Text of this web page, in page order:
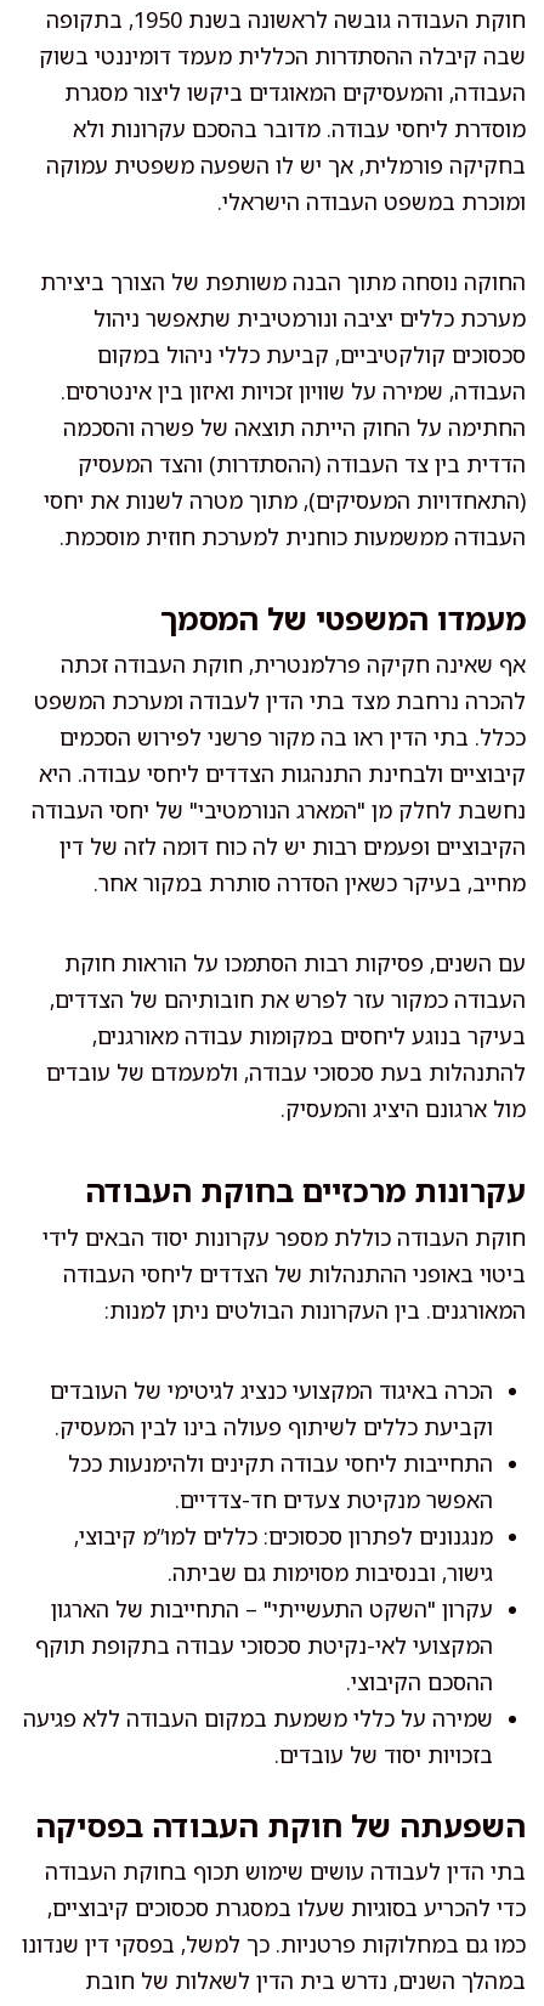
חוקת העבודה גובשה לראשונה בשנת 1950, בתקופה
שבה קיבלה ההסתדרות הכללית מעמד דומיננטי בשוק
העבודה, והמעסיקים המאוגדים ביקשו ליצור מסגרת
מוסדרת ליחסי עבודה. מדובר בהסכם עקרונות ולא
בחקיקה פורמלית, אך יש לו השפעה משפטית עמוקה
ומוכרת במשפט העבודה הישראלי.
החוקה נוסחה מתוך הבנה משותפת של הצורך ביצירת
מערכת כללים יציבה ונורמטיבית שתאפשר ניהול
סכסוכים קולקטיביים, קביעת כללי ניהול במקום
העבודה, שמירה על שוויון זכויות ואיזון בין אינטרסים.
החתימה על החוק הייתה תוצאה של פשרה והסכמה
הדדית בין צד העבודה (ההסתדרות) והצד המעסיק
(התאחדויות המעסיקים), מתוך מטרה לשנות את יחסי
העבודה ממשמעות כוחנית למערכת חוזית מוסכמת.
מעמדו המשפטי של המסמך
אף שאינה חקיקה פרלמנטרית, חוקת העבודה זכתה
להכרה נרחבת מצד בתי הדין לעבודה ומערכת המשפט
ככלל. בתי הדין ראו בה מקור פרשני לפירוש הסכמים
קיבוציים ולבחינת התנהגות הצדדים ליחסי עבודה. היא
נחשבת לחלק מן "המארג הנורמטיבי" של יחסי העבודה
הקיבוציים ופעמים רבות יש לה כוח דומה לזה של דין
מחייב, בעיקר כשאין הסדרה סותרת במקור אחר.
עם השנים, פסיקות רבות הסתמכו על הוראות חוקת
העבודה כמקור עזר לפרש את חובותיהם של הצדדים,
בעיקר בנוגע ליחסים במקומות עבודה מאורגנים,
להתנהלות בעת סכסוכי עבודה, ולמעמדם של עובדים
מול ארגונם היציג והמעסיק.
עקרונות מרכזיים בחוקת העבודה
חוקת העבודה כוללת מספר עקרונות יסוד הבאים לידי
ביטוי באופני ההתנהלות של הצדדים ליחסי העבודה
המאורגנים. בין העקרונות הבולטים ניתן למנות:
הכרה באיגוד המקצועי כנציג לגיטימי של העובדים
וקביעת כללים לשיתוף פעולה בינו לבין המעסיק.
התחייבות ליחסי עבודה תקינים ולהימנעות ככל
האפשר מנקיטת צעדים חד-צדדיים.
מנגנונים לפתרון סכסוכים: כללים למו”מ קיבוצי,
גישור, ובנסיבות מסוימות גם שביתה.
עקרון "השקט התעשייתי" – התחייבות של הארגון
המקצועי לאי-נקיטת סכסוכי עבודה בתקופת תוקף
ההסכם הקיבוצי.
שמירה על כללי משמעת במקום העבודה ללא פגיעה
בזכויות יסוד של עובדים.
השפעתה של חוקת העבודה בפסיקה
בתי הדין לעבודה עושים שימוש תכוף בחוקת העבודה
כדי להכריע בסוגיות שעלו במסגרת סכסוכים קיבוציים,
כמו גם במחלוקות פרטניות. כך למשל, בפסקי דין שנדונו
במהלך השנים, נדרש בית הדין לשאלות של חובת